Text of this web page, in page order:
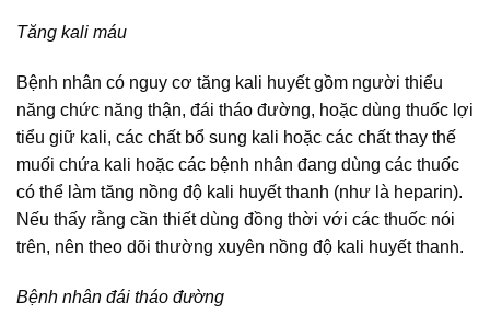
Tăng kali máu
Bệnh nhân có nguy cơ tăng kali huyết gồm người thiểu
năng chức năng thận, đái tháo đường, hoặc dùng thuốc lợi
tiểu giữ kali, các chất bổ sung kali hoặc các chất thay thế
muối chứa kali hoặc các bệnh nhân đang dùng các thuốc
có thể làm tăng nồng độ kali huyết thanh (như là heparin).
Nếu thấy rằng cần thiết dùng đồng thời với các thuốc nói
trên, nên theo dõi thường xuyên nồng độ kali huyết thanh.
Bệnh nhân đái tháo đường